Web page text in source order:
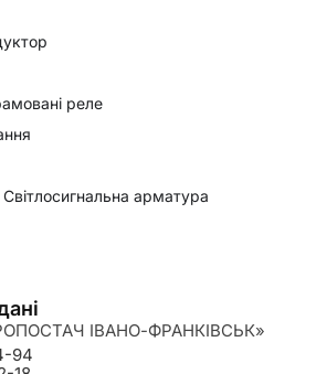
реле
арматура
ІВАНО-ФРАНКІВСЬК»
94